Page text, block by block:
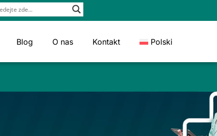
Blog O nas Kontakt
Polski